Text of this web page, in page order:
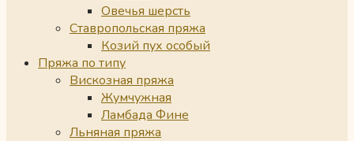
Овечья шерсть
Ставропольская пряжа
Козий пух особый
Пряжа по типу
Вискозная пряжа
Жумчужная
Ламбада Фине
Льняная пряжа